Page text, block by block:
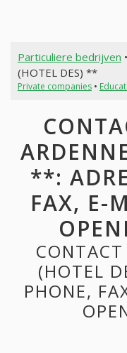
Particuliere bedrijven •
(HOTEL DES) **
Private companies•
**:
FAX, E-
(HOTEL
PHONE,